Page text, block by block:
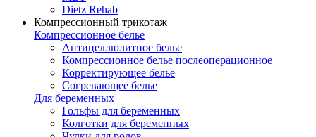
Dietz Rehab
Компрессионный трикотаж
Компрессионное белье
Антицеллюлитное белье
Компрессионное белье послеоперационное
Корректирующее белье
Согревающее белье
Для беременных
Гольфы для беременных
Колготки для беременных